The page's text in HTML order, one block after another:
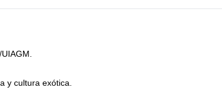
y cultura exótica.